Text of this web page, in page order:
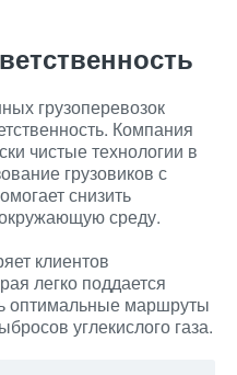
грузоперевозок
Компания
чистые технологии в
грузовиков с
снизить
среду.
клиентов
легко поддается
оптимальные маршруты
углекислого газа.